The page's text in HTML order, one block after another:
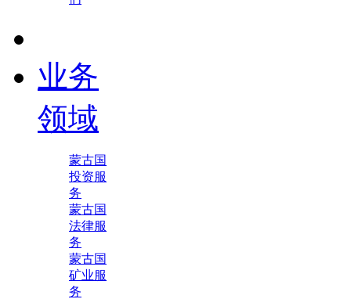
业务
领域
蒙古国
投资服
务
蒙古国
法律服
务
蒙古国
矿业服
务